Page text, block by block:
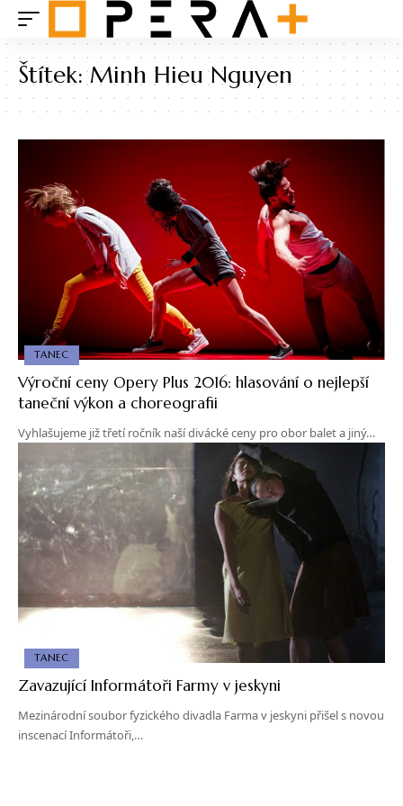
Štítek:Minh Hieu Nguyen
TANEC
Výroční ceny Opery Plus 2016: hlasování o nejlepší
taneční výkon a choreografii
Vyhlašujeme již třetí ročník naší divácké ceny pro obor balet a jiný…
TANEC
Zavazující Informátoři Farmy v jeskyni
Mezinárodní soubor fyzického divadla Farma v jeskyni přišel s novou
inscenací Informátoři,…